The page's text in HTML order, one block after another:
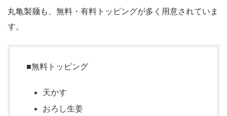
丸亀製麺も、無料・有料トッピングが多く用意されていま
す。
■無料トッピング
天かす
おろし生姜